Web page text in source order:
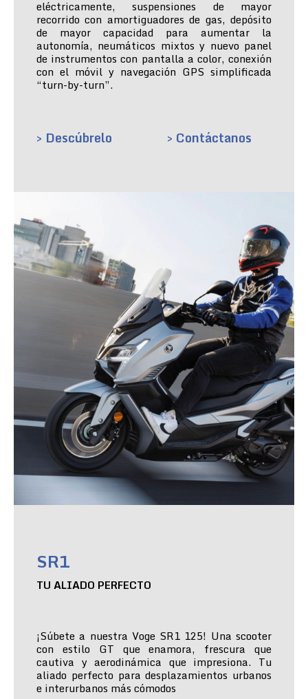
eléctricamente, suspensiones de mayor
recorrido con amortiguadores de gas, depósito
de mayor capacidad para aumentar la
autonomía, neumáticos mixtos y nuevo panel
de instrumentos con pantalla a color, conexión
con el móvil y navegación GPS simplificada
“turn-by-turn”.
> Descúbrelo > Contáctanos
SR1
TU ALIADO PERFECTO
¡Súbete a nuestra Voge SR1 125! Una scooter
con estilo GT que enamora, frescura que
cautiva y aerodinámica que impresiona. Tu
aliado perfecto para desplazamientos urbanos
e interurbanos más cómodos